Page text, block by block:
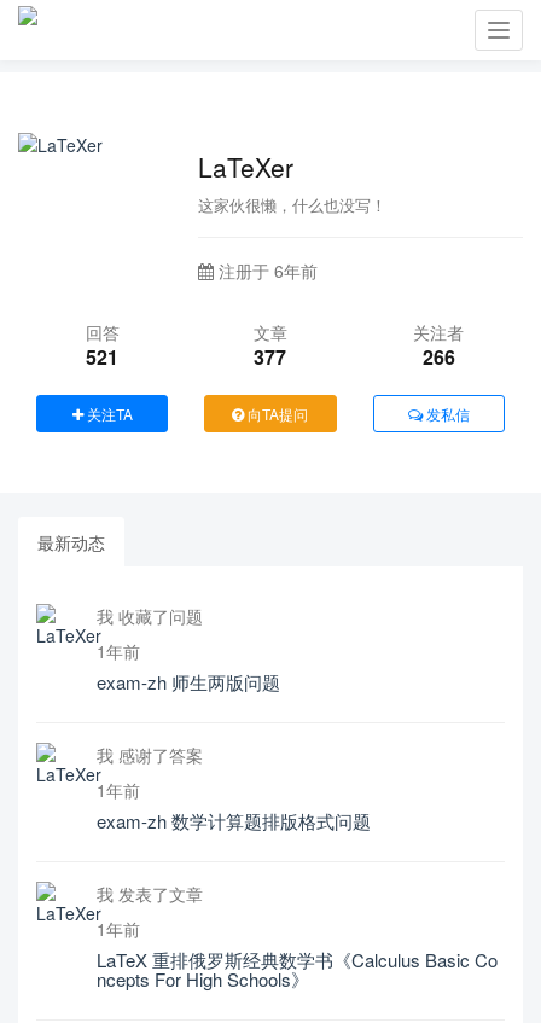
LaTeXer
这家伙很懒，什么也没写！
注册于 6年前
回答
521
文章
377
关注者
266
关注TA 向TA提问 发私信
最新动态
我 收藏了问题
1年前
exam-zh 师生两版问题
我 感谢了答案
1年前
exam-zh 数学计算题排版格式问题
我 发表了文章
1年前
LaTeX 重排俄罗斯经典数学书《Calculus Basic Co
ncepts For High Schools》